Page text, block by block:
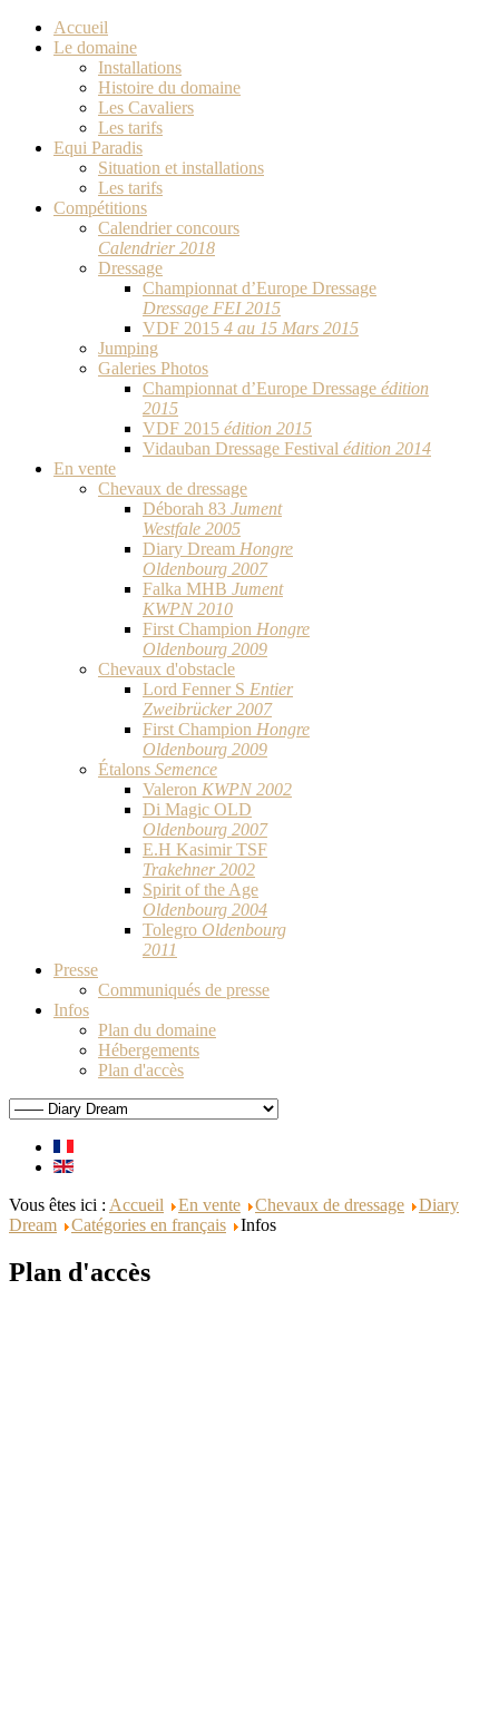
Accueil
Le domaine
Installations
Histoire du domaine
Les Cavaliers
Les tarifs
Equi Paradis
Situation et installations
Les tarifs
Compétitions
Calendrier concours
Calendrier 2018
Dressage
Championnat d’Europe Dressage
Dressage FEI 2015
VDF 2015 4 au 15 Mars 2015
Jumping
Galeries Photos
Championnat d’Europe Dressage édition
2015
VDF 2015 édition 2015
Vidauban Dressage Festival édition 2014
En vente
Chevaux de dressage
Déborah 83 Jument
Westfale 2005
Diary Dream Hongre
Oldenbourg 2007
Falka MHB Jument
KWPN 2010
First Champion Hongre
Oldenbourg 2009
Chevaux d'obstacle
Lord Fenner S Entier
Zweibrücker 2007
First Champion Hongre
Oldenbourg 2009
Étalons Semence
Valeron KWPN 2002
Di Magic OLD
Oldenbourg 2007
E.H Kasimir TSF
Trakehner 2002
Spirit of the Age
Oldenbourg 2004
Tolegro Oldenbourg
2011
Presse
Communiqués de presse
Infos
Plan du domaine
Hébergements
Plan d'accès
Vous êtes ici : Accueil En vente Chevaux de dressage
Diary
Dream
Catégories en français Infos
Plan d'accès